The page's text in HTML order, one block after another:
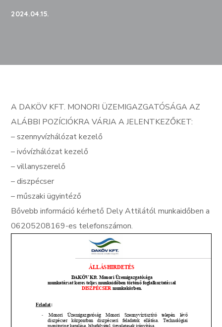
2024.04.15.
A DAKÖV KFT. MONORI ÜZEMIGAZGATÓSÁGA AZ
ALÁBBI POZÍCIÓKRA VÁRJA A JELENTKEZŐKET:
– szennyvízhálózat kezelő
– ivóvízhálózat kezelő
– villanyszerelő
–diszpécser
– műszaki ügyintéző
Bővebb információ kérhető Dely Attilától munkaidőben a
06205208169-es telefonszámon.